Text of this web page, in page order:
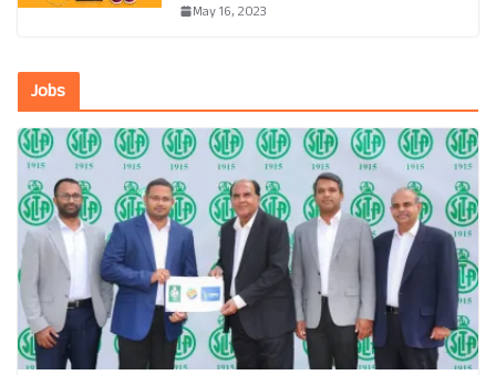
May 16, 2023
Jobs